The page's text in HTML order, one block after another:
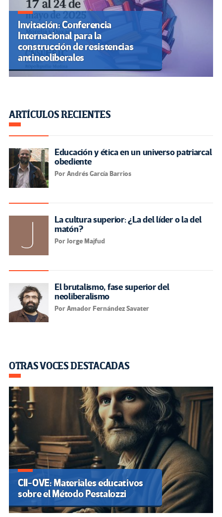
Invitación: Conferencia
Internacional para la
construcción de resistencias
antineoliberales
ARTÍCULOS RECIENTES
Educación y ética en un universo patriarcal
obediente
Por Andrés García Barrios
La cultura superior: ¿La del líder o la del
matón?
Por Jorge Majfud
El brutalismo, fase superior del
neoliberalismo
Por Amador Fernández Savater
OTRAS VOCES DESTACADAS
CII-OVE: Materiales educativos
sobre el Método Pestalozzi